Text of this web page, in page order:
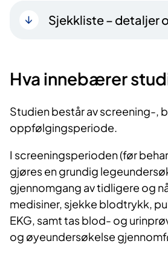
Sjekkliste – detaljer
Hva innebærer
Studien består av screening-,
oppfølgingsperiode.
I screeningsperioden (før
gjøres en grundig
gjennomgang av tidligere og
medisiner, sjekke blodtrykk,
EKG, samt tas blod- og
og øyeundersøkelse